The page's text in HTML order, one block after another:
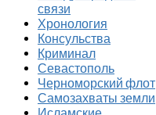
связи
Хронология
Консульства
Криминал
Севастополь
Черноморский флот
Самозахваты земли